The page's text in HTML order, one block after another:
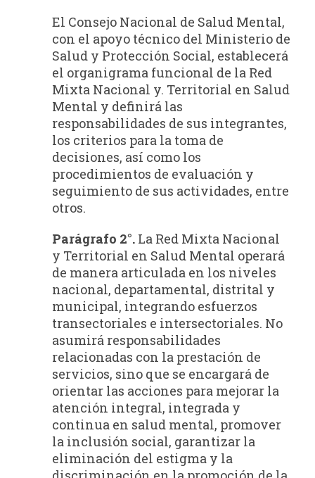
El Consejo Nacional de Salud Mental,
con el apoyo técnico del Ministerio de
Salud y Protección Social, establecerá
el organigrama funcional de la Red
Mixta Nacional y. Territorial en Salud
Mental y definirá las
responsabilidades de sus integrantes,
los criterios para la toma de
decisiones, así como los
procedimientos de evaluación y
seguimiento de sus actividades, entre
otros.
Parágrafo 2°. La Red Mixta Nacional
y Territorial en Salud Mental operará
de manera articulada en los niveles
nacional, departamental, distrital y
municipal, integrando esfuerzos
transectoriales e intersectoriales. No
asumirá responsabilidades
relacionadas con la prestación de
servicios, sino que se encargará de
orientar las acciones para mejorar la
atención integral, integrada y
continua en salud mental, promover
la inclusión social, garantizar la
eliminación del estigma y la